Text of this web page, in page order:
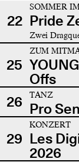
22
SOMMER
Pride
Zwei
25
ZUM
Offs
26
TANZ
Pro
29
KONZERT
Les
2026